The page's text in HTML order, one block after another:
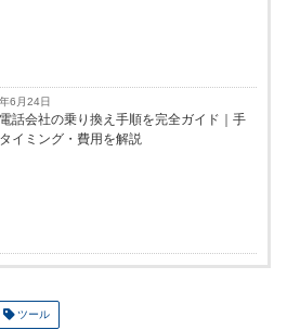
6月24日
話会社の乗り換え手順を完全ガイド｜手
イミング・費用を解説
ツール